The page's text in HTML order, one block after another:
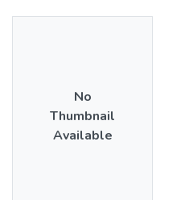
No
Thumbnail
Available